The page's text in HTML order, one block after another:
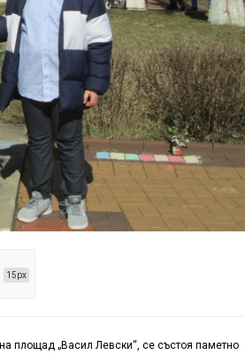
15px
площад „Васил Левски“, се състоя паметно